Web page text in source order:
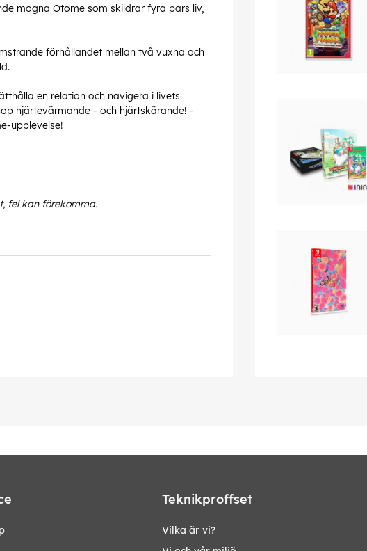
mogna Otome som skildrar fyra pars liv,
förhållandet mellan två vuxna och
en relation och navigera i livets
hjärtevärmande - och hjärtskärande! -
upplevelse!
fel kan förekomma.
Teknikproffset
Vilka är vi?